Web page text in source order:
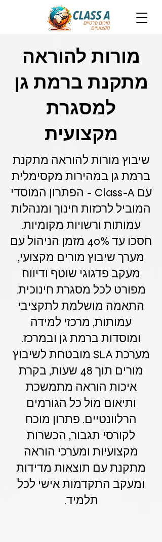
מורות להוראה
מתקנת ברמת גן
למסגרת
מקצועית
שיבוץ מורות להוראה מתקנת
ברמת גן במהירות מקסימלית
עם Class-A - הפתרון המוסדי
המוביל לרכזות חינוך ומנהלות
עמותות ורשויות מקומיות.
חסכו עד 40% מזמן הניהול עם
מערך שיבוץ מורים מקצועי,
מעקב פדגוגי שוטף ודיווח
מפורט לכל מסגרת חינוכית.
התאמה מושלמת לתקציבי
עמותות, מרכזי למידה
ומוסדות ברמת גן ובמרכז.
מערכת SLA מובטחת לשיבוץ
מורים תוך 48 שעות, בקרת
איכות הוראה מתמשכת
ותיאום מול כל הגורמים
הרלוונטיים. פתרון מוכח
לקורסי תגבור, הכשרות
מקצועיות ומערכי הוראה
מתקנת עם תוצאות מדידות
ומעקב התקדמות אישי לכל
תלמיד.